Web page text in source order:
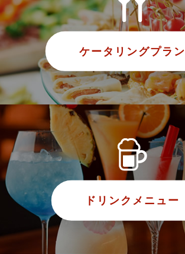
ケータリングプラン
ドリンクメニュー